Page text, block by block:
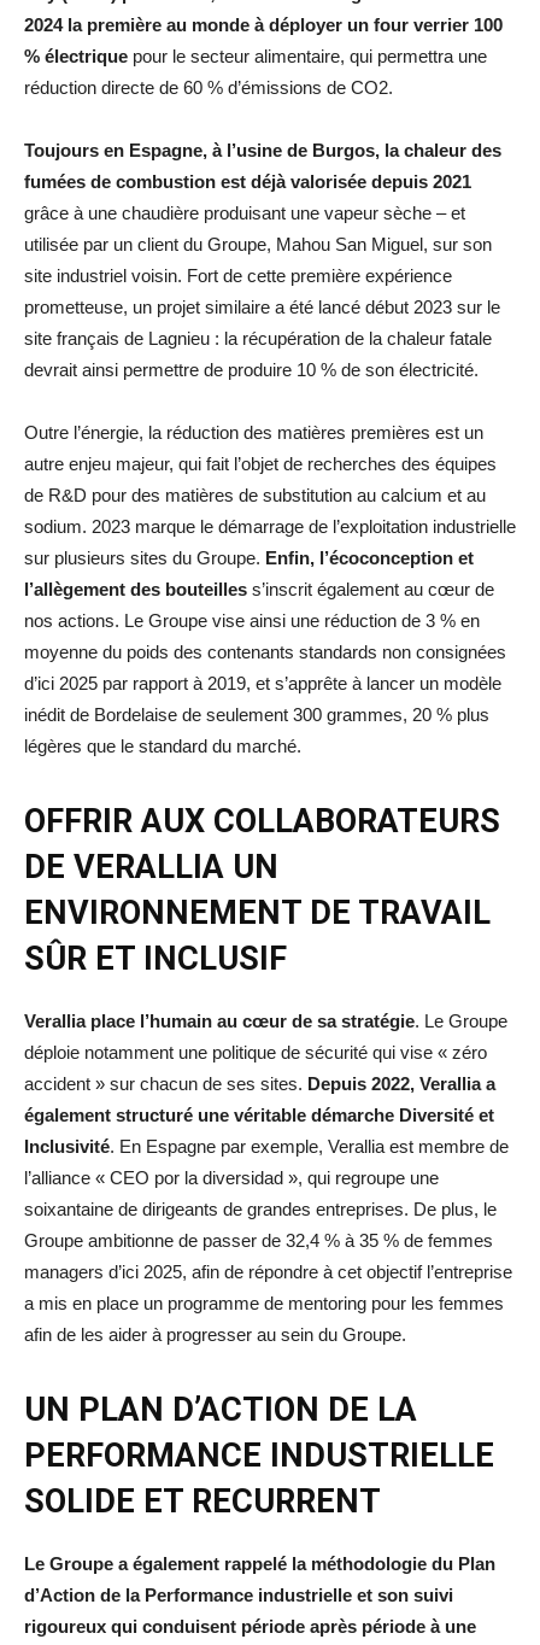
2024 la première au monde à déployer un four verrier 100
% électrique pour le secteur alimentaire, qui permettra une
réduction directe de 60 % d’émissions de CO2.
Toujours en Espagne, à l’usine de Burgos, la chaleur des
fumées de combustion est déjà valorisée depuis 2021
grâce à une chaudière produisant une vapeur sèche – et
utilisée par un client du Groupe, Mahou San Miguel, sur son
site industriel voisin. Fort de cette première expérience
prometteuse, un projet similaire a été lancé début 2023 sur le
site français de Lagnieu : la récupération de la chaleur fatale
devrait ainsi permettre de produire 10 % de son électricité.
Outre l’énergie, la réduction des matières premières est un
autre enjeu majeur, qui fait l’objet de recherches des équipes
de R&D pour des matières de substitution au calcium et au
sodium. 2023 marque le démarrage de l’exploitation industrielle
sur plusieurs sites du Groupe. Enfin, l’écoconception et
l’allègement des bouteilles s’inscrit également au cœur de
nos actions. Le Groupe vise ainsi une réduction de 3 % en
moyenne du poids des contenants standards non consignées
d’ici 2025 par rapport à 2019, et s’apprête à lancer un modèle
inédit de Bordelaise de seulement 300 grammes, 20 % plus
légères que le standard du marché.
OFFRIR AUX COLLABORATEURS
DE VERALLIA UN
ENVIRONNEMENT DE TRAVAIL
SÛR ET INCLUSIF
Verallia place l’humain au cœur de sa stratégie. Le Groupe
déploie notamment une politique de sécurité qui vise « zéro
accident » sur chacun de ses sites. Depuis 2022, Verallia a
également structuré une véritable démarche Diversité et
Inclusivité. En Espagne par exemple, Verallia est membre de
l’alliance « CEO por la diversidad », qui regroupe une
soixantaine de dirigeants de grandes entreprises. De plus, le
Groupe ambitionne de passer de 32,4 % à 35 % de femmes
managers d’ici 2025, afin de répondre à cet objectif l’entreprise
a mis en place un programme de mentoring pour les femmes
afin de les aider à progresser au sein du Groupe.
UN PLAN D’ACTION DE LA
PERFORMANCE INDUSTRIELLE
SOLIDE ET RECURRENT
Le Groupe a également rappelé la méthodologie du Plan
d’Action de la Performance industrielle et son suivi
rigoureux qui conduisent période après période à une